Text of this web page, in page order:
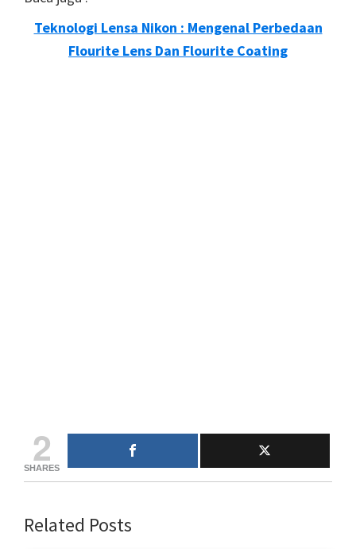
Teknologi Lensa Nikon : Mengenal Perbedaan
Flourite Lens Dan Flourite Coating
2
SHARES
Related Posts